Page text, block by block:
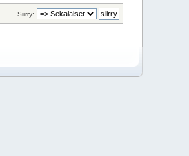
Siirry: